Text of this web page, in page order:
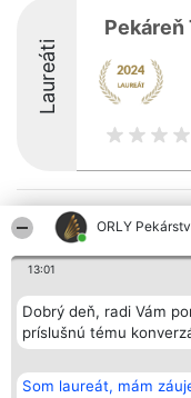
ORLY
13:01
Dobrý deň, radi Vám
príslušnú tému
Som laureát, mám
Laureáti
Pekáreň
Organizátor hodnotenia
Bright Side Solutions sp. z o.
ul. Ruska 22
KRS 0000749100 | Regon
381313360 | NIP 8943132676
+48 508 492 400